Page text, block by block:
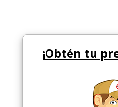
¡Obtén tu